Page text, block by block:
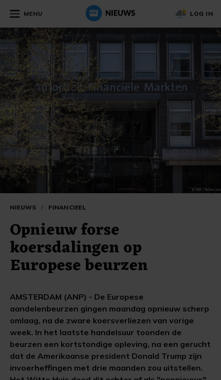
MENU LOG IN
NIEUWS / FINANCIEEL
Opnieuw forse
koersdalingen op
Europese beurzen
AMSTERDAM (ANP) - De Europese
aandelenbeurzen gingen maandag opnieuw scherp
omlaag, na de zware koersverliezen van vorige
week. In het laatste handelsuur toonden de
beurzen een kortstondige opleving, na een gerucht
dat de Amerikaanse president Donald Trump zijn
invoerheffingen met drie maanden zou uitstellen.